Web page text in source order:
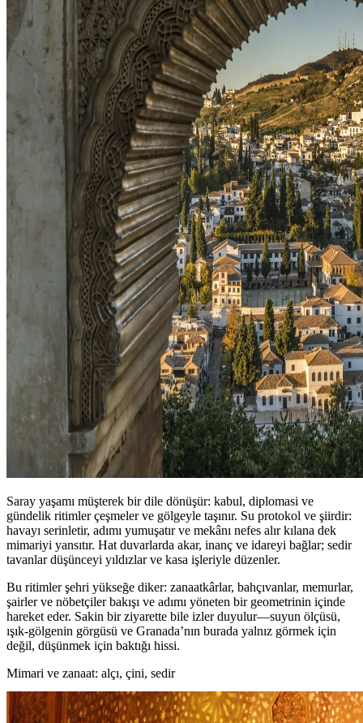
Saray yaşamı müşterek bir dile dönüşür: kabul, diplomasi ve
gündelik ritimler çeşmeler ve gölgeyle taşınır. Su protokol ve şiirdir:
havayı serinletir, adımı yumuşatır ve mekânı nefes alır kılana dek
mimariyi yansıtır. Hat duvarlarda akar, inanç ve idareyi bağlar; sedir
tavanlar düşünceyi yıldızlar ve kasa işleriyle düzenler.
Bu ritimler şehri yükseğe diker: zanaatkârlar, bahçıvanlar, memurlar,
şairler ve nöbetçiler bakışı ve adımı yöneten bir geometrinin içinde
hareket eder. Sakin bir ziyarette bile izler duyulur—suyun ölçüsü,
ışık‑gölgenin görgüsü ve Granada’nın burada yalnız görmek için
değil, düşünmek için baktığı hissi.
Mimari ve zanaat: alçı, çini, sedir